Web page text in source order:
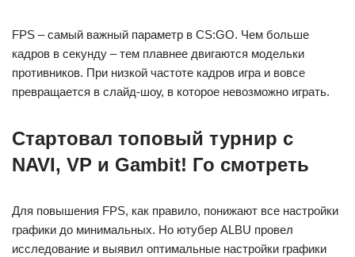
FPS – самый важный параметр в CS:GO. Чем больше
кадров в секунду – тем плавнее двигаются модельки
противников. При низкой частоте кадров игра и вовсе
превращается в слайд-шоу, в которое невозможно играть.
Стартовал топовый турнир с
NAVI, VP и Gambit! Го смотреть
Для повышения FPS, как правило, понижают все настройки
графики до минимальных. Но ютубер ALBU провел
исследование и выявил оптимальные настройки графики